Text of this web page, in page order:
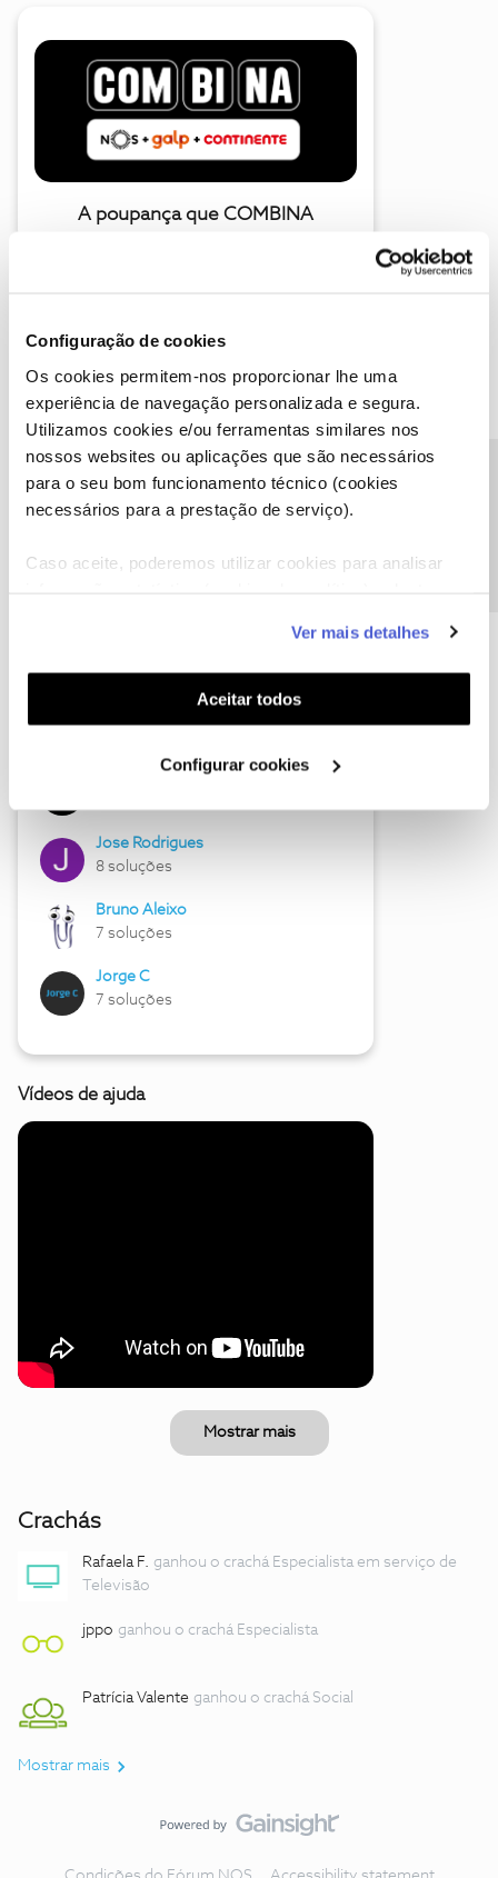
Configuração de cookies
Os cookies permitem-nos proporcionar lhe uma
experiência de navegação personalizada e segura.
Utilizamos cookies e/ou ferramentas similares nos
nossos websites ou aplicações que são necessários
para o seu bom funcionamento técnico (cookies
necessários para a prestação de serviço).
Caso aceite, poderemos utilizar cookies para analisar
funcionalidades (cookies de personalização e
funcionalidade) e adaptar anúncios aos seus interesses
(cookies de publicidade personalizada). Pode gerir a
utilização dos cookies clicando em "Configurar
Ver mais detalhes
Aceitar todos
Configurar cookies
A poupança que COMBINA
Descubra as novidades de junho
Hall of Fame de junho
Jose Rodrigues
8 soluções
Bruno Aleixo
7 soluções
Jorge C
7 soluções
Vídeos de ajuda
Mostrar mais
Crachás
Rafaela F. ganhou o crachá Especialista em serviço de
Televisão
jppo ganhou o crachá Especialista
Patrícia Valente ganhou o crachá Social
Mostrar mais